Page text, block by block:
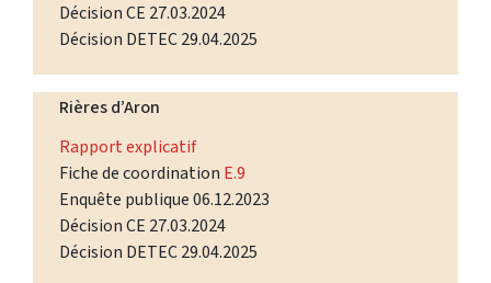
Décision CE 27.03.2024
Décision DETEC 29.04.2025
Rières d’Aron
Rapport explicatif
Fiche de coordination E.9
Enquête publique 06.12.2023
Décision CE 27.03.2024
Décision DETEC 29.04.2025